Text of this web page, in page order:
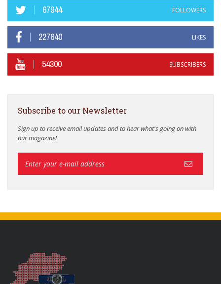
67944 FOLLOWERS
227640 LIKES
54300 SUBSCRIBERS
Subscribe to our Newsletter
Sign up to receive email updates and to hear what's going on with
our magazine!